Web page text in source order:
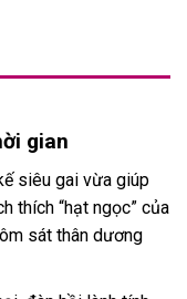
gian
siêu gai vừa giúp
thích “hạt ngọc” của
sát thân dương